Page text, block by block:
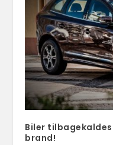
Biler
brand!